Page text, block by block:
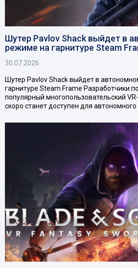
Шутер Pavlov Shack выйдет в
режиме на гарнитуре Steam
30.07.2026
Шутер Pavlov Shack выйдет в
гарнитуре Steam Frame Разработчики
популярный многопользовательский
скоро станет доступен для автономного